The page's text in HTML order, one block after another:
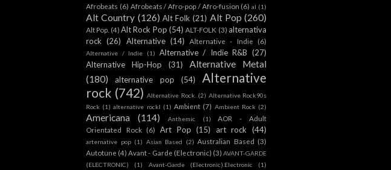
Afrobeats (6) Afrobeats / Afro-pop / Afro-fusion (6) al (1)
Alt Country (126) Alt Folk (21) Alt Pop (260)
Alt Pop. (4) Alt Rock Pop (54) ALT-FOLK (3) alternativa
rock (26) Alternative (14) Alternative - Indie (6)
Alternative / Indie (1) Alternative / Indie R&B (27)
Alternative Hip-Hop
(31)
Alternative Metal
(180)
alternative pop (54)
Alternative
rock (742) Alternative Rock. (2) Alternative Rock90s
Rock (1) alternative rockl (1) Ambient (7) Ambient Rock (2)
Americana (114) Anthemic (1)
AOR - Adult
Orientated Rock (6) Art Pop (15) art rock (44)
arternative pop (1) Asian Based (2) Australian Based (3)
Autotune (4) Avant - Garde (Electronic) (3) AVANT-GARDE
(ELECTRONIC)
(1) Avant-Garde (Electronic).Electronic (1)